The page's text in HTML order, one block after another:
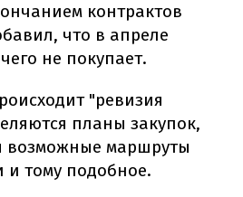
контрактов
что в апреле
не покупает.
"ревизия
планы закупок,
возможные маршруты
и тому подобное.